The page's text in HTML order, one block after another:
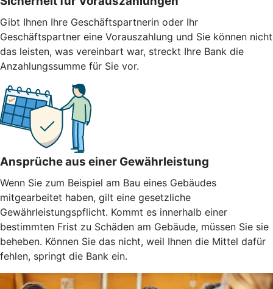
Gibt Ihnen Ihre Geschäftspartnerin oder Ihr
Geschäftspartner eine Vorauszahlung und Sie können nicht
das leisten, was vereinbart war, streckt Ihre Bank die
Anzahlungssumme für Sie vor.
Ansprüche aus einer Gewährleistung
Wenn Sie zum Beispiel am Bau eines Gebäudes
mitgearbeitet haben, gilt eine gesetzliche
Gewährleistungspflicht. Kommt es innerhalb einer
bestimmten Frist zu Schäden am Gebäude, müssen Sie sie
beheben. Können Sie das nicht, weil Ihnen die Mittel dafür
fehlen, springt die Bank ein.